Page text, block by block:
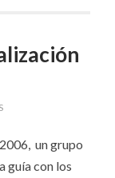
un grupo
guía con los